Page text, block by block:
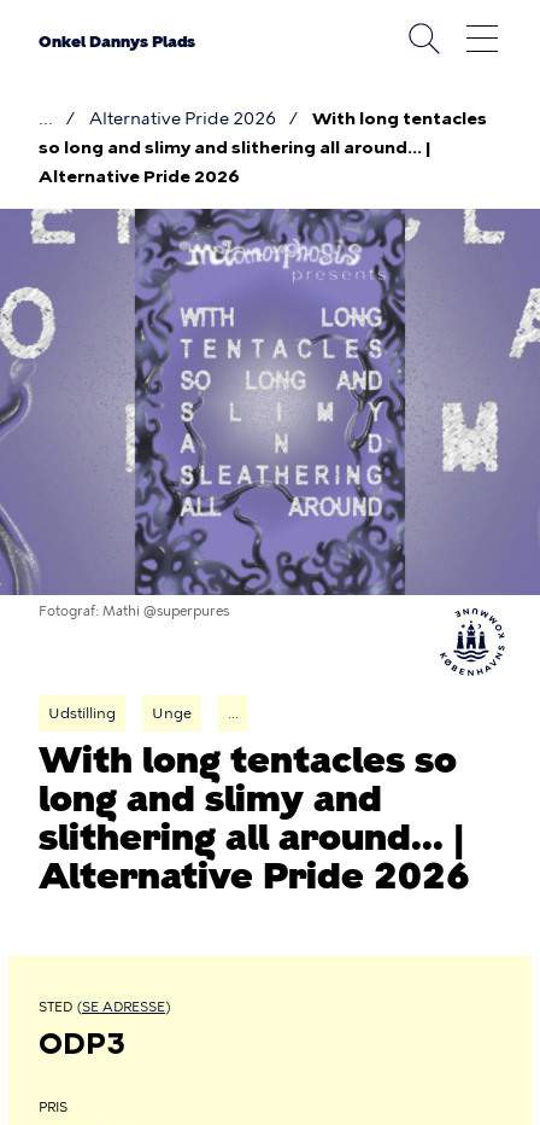
Onkel Dannys Plads
Brødkrumme
Alternative Pride 2026
With long tentacles
so long and slimy and slithering all around... |
Alternative Pride 2026
Fotograf Mathi @superpures
Udstilling Unge ...
With long tentacles so
long and slimy and
slithering all around... |
Alternative Pride 2026
STED (SE ADRESSE)
ODP3
PRIS